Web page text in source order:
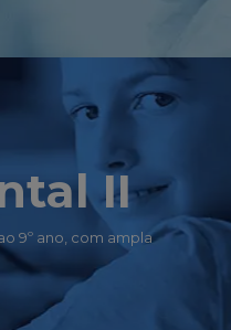
II
9º ano, com ampla